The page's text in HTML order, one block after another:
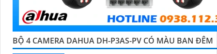
BỘ 4 CAMERA DAHUA DH-P3AS-PV CÓ MÀU BAN ĐÊM